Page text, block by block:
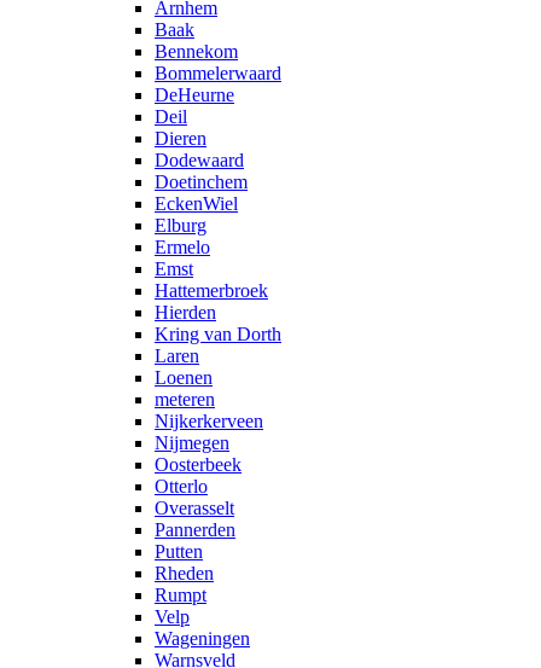
Arnhem
Baak
Bennekom
Bommelerwaard
DeHeurne
Deil
Dieren
Dodewaard
Doetinchem
EckenWiel
Elburg
Ermelo
Emst
Hattemerbroek
Hierden
Kring van Dorth
Laren
Loenen
meteren
Nijkerkerveen
Nijmegen
Oosterbeek
Otterlo
Overasselt
Pannerden
Putten
Rheden
Rumpt
Velp
Wageningen
Warnsveld